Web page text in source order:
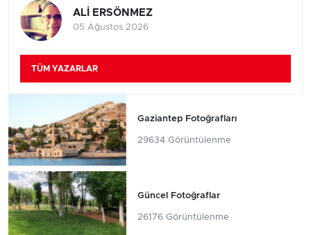
ALİ ERSÖNMEZ
05 Ağustos 2026
TÜM YAZARLAR
Gaziantep Fotoğrafları
29634 Görüntülenme
Güncel Fotoğraflar
26176 Görüntülenme